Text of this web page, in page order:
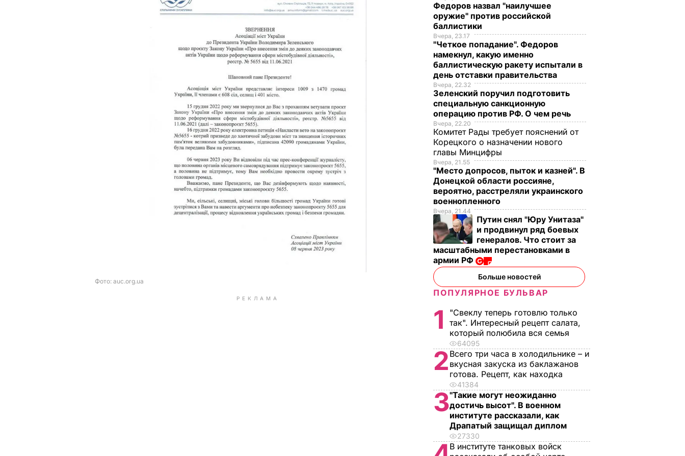
РЕКЛАМА
Федоров назвал "наилучшее
оружие" против российской
баллистики
Вчера, 23.17
"Четкое попадание". Федоров
намекнул, какую именно
баллистическую ракету испытали в
день отставки правительства
Вчера, 22.32
Зеленский поручил подготовить
специальную санкционную
операцию против РФ. О чем речь
Вчера, 22.20
Комитет Рады требует пояснений от
Корецкого о назначении нового
главы Минцифры
Вчера, 21.55
"Место допросов, пыток и казней". В
Донецкой области россияне,
вероятно, расстреляли украинского
военнопленного
Вчера, 21.44
Путин снял "Юру Унитаза"
и продвинул ряд боевых
генералов. Что стоит за
масштабными перестановками в
армии РФ
Больше новостей
ПОПУЛЯРНОЕ БУЛЬВАР
1
"Свеклу теперь готовлю только
так". Интересный рецепт салата,
который полюбила вся семья
64095
2 Всего три часа в холодильнике – и
вкусная закуска из баклажанов
готова. Рецепт, как находка
41384
3"Такие могут неожиданно
достичь высот". В военном
институте рассказали, как
Драпатый защищал диплом
27330
В институте танковых войск